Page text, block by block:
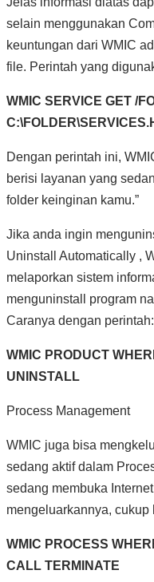
selain menggunakan
keuntungan dari WMIC
file. Perintah yang
WMIC SERVICE GET /
Dengan perintah ini,
berisi layanan yang
folder keinginan kamu.”
Jika anda ingin
Uninstall Automatically ,
melaporkan sistem
menguninstall program
Caranya dengan perintah:
WMIC PRODUCT
UNINSTALL
Process Management
WMIC juga bisa
sedang aktif dalam
sedang membuka
mengeluarkannya, cukup
WMIC PROCESS
CALL TERMINATE